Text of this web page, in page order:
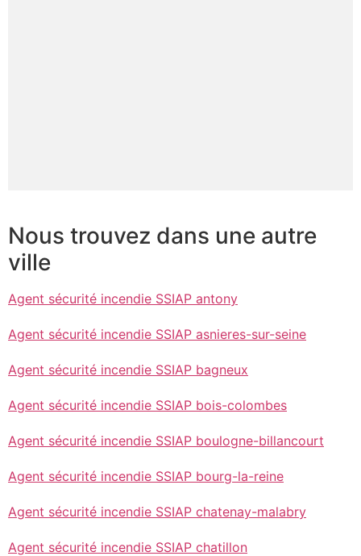
Nous trouvez dans une autre
ville
Agent sécurité incendie SSIAP antony
Agent sécurité incendie SSIAP asnieres-sur-seine
Agent sécurité incendie SSIAP bagneux
Agent sécurité incendie SSIAP bois-colombes
Agent sécurité incendie SSIAP boulogne-billancourt
Agent sécurité incendie SSIAP bourg-la-reine
Agent sécurité incendie SSIAP chatenay-malabry
Agent sécurité incendie SSIAP chatillon